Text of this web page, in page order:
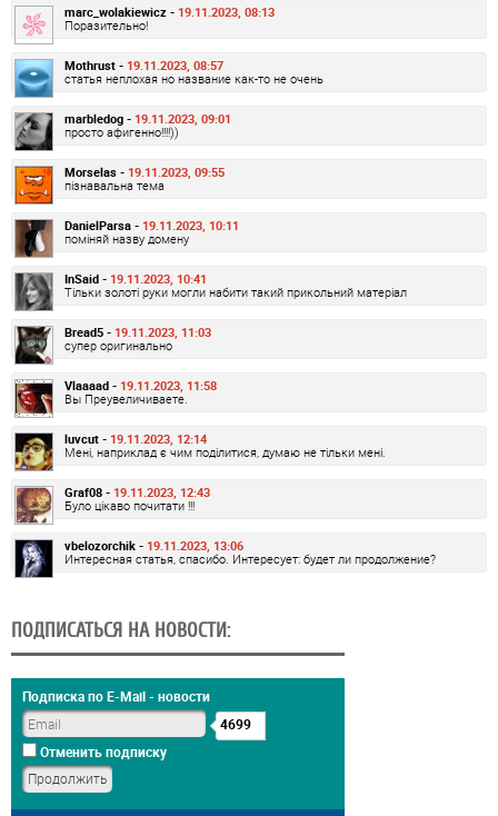
marc_wolakiewicz - 19.11.2023, 08:13
Поразительно!
Mothrust - 19.11.2023, 08:57
статья неплохая но название как-то не очень
marbledog - 19.11.2023, 09:01
просто афигенно!!!!))
Morselas - 19.11.2023, 09:55
пізнавальна тема
DanielParsa - 19.11.2023, 10:11
поміняй назву домену
InSaid - 19.11.2023, 10:41
Тільки золоті руки могли набити такий прикольний матеріал
Bread5 - 19.11.2023, 11:03
супер оригинально
Vlaaaad - 19.11.2023, 11:58
Вы Преувеличиваете.
luvcut - 19.11.2023, 12:14
Мені, наприклад є чим поділитися, думаю не тільки мені.
Graf08 - 19.11.2023, 12:43
Було цікаво почитати !!!
vbelozorchik - 19.11.2023, 13:06
Интересная статья, спасибо. Интересует: будет ли продолжение?
ПОДПИСАТЬСЯ НА НОВОСТИ:
Подписка по E-Mail - новости
4699
Отменить подписку